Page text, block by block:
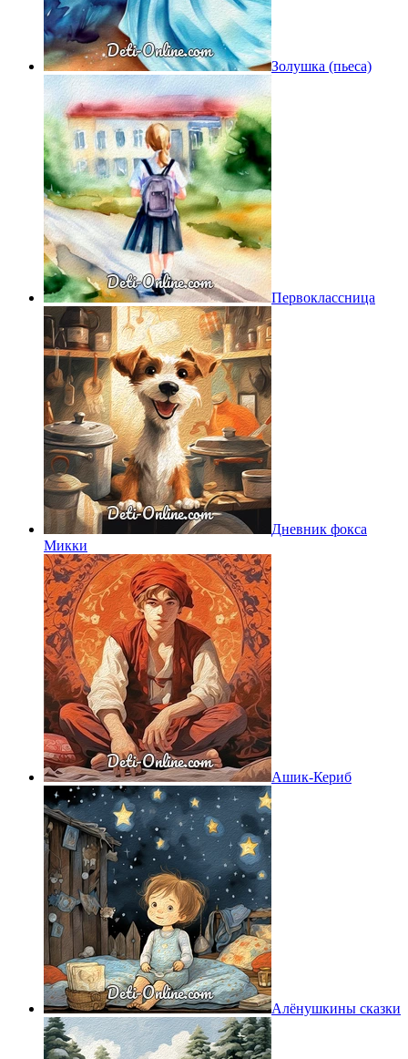
Золушка (пьеса)
Первоклассница
Дневник фокса
Микки
Ашик-Кериб
Алёнушкины сказки